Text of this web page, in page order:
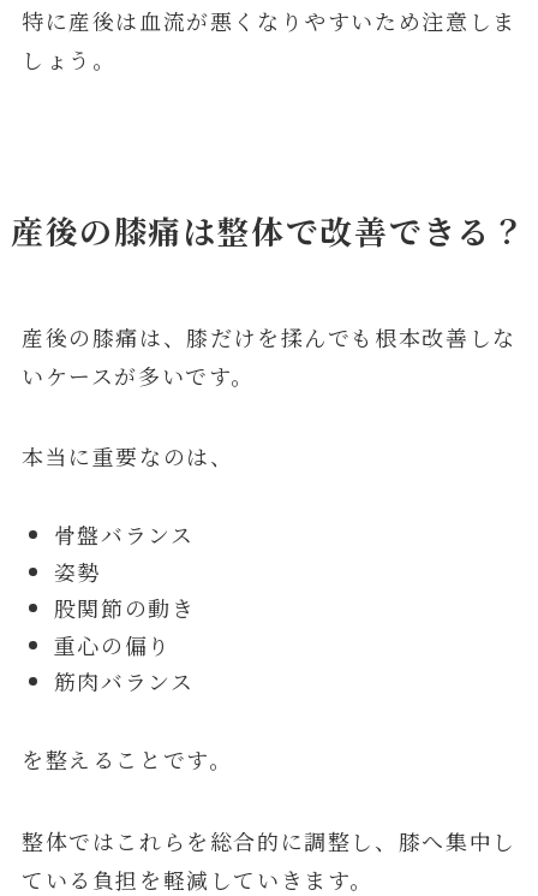
特に産後は血流が悪くなりやすいため注意しま
しょう。
産後の膝痛は整体で改善できる？
産後の膝痛は、膝だけを揉んでも根本改善しな
いケースが多いです。
本当に重要なのは、
骨盤バランス
姿勢
股関節の動き
重心の偏り
筋肉バランス
を整えることです。
整体ではこれらを総合的に調整し、膝へ集中し
ている負担を軽減していきます。